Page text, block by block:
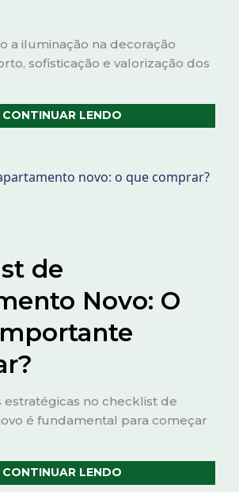
a iluminação na decoração
sofisticação e valorização dos
CONTINUAR LENDO
de
Novo: O
estratégicas no checklist de
é fundamental para começar
CONTINUAR LENDO